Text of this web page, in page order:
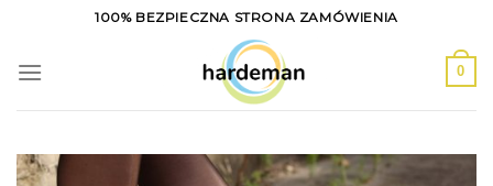
content
100% BEZPIECZNA STRONA ZAMÓWIENIA
0